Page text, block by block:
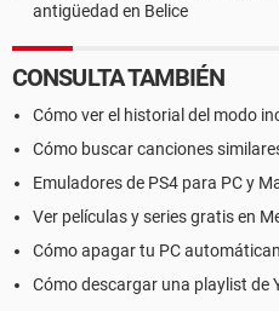
antigüedad en Belice
CONSULTA TAMBIÉN
Cómo ver el historial del modo
Cómo buscar canciones
Emuladores de PS4 para PC y
Ver películas y series gratis en
Cómo apagar tu PC
Cómo descargar una playlist de